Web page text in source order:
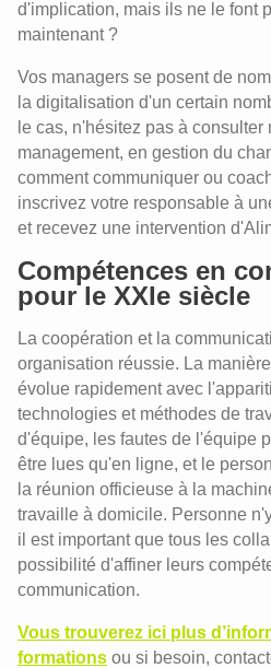
d'implication, mais ils ne le font
maintenant ?
Vos managers se posent de
la digitalisation d'un certain
le cas, n'hésitez pas à consulter
management, en gestion du
comment communiquer ou
inscrivez votre responsable à
et recevez une intervention
Compétences en
pour le XXIe siècle
La coopération et la
organisation réussie. La
évolue rapidement avec
technologies et méthodes de
d'équipe, les fautes de l'équipe
être lues qu'en ligne, et le
la réunion officieuse à la
travaille à domicile. Personne
il est important que tous les
possibilité d'affiner leurs
communication.
Vous trouverez ici plus
formations ou si besoin,
Travailler sur les compétences
Consignes de travail et
connaissances
Recherche et développement
digitalisation
Le Digital Learning Scan